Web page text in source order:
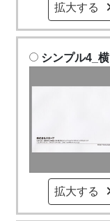
拡大する
シンプル4_横
拡大する